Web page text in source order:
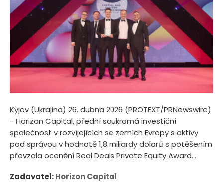
Kyjev (Ukrajina) 26. dubna 2026 (PROTEXT/PRNewswire)
- Horizon Capital, přední soukromá investiční
společnost v rozvíjejících se zemích Evropy s aktivy
pod správou v hodnotě 1,8 miliardy dolarů s potěšením
převzala ocenění Real Deals Private Equity Award...
Zadavatel:Horizon Capital